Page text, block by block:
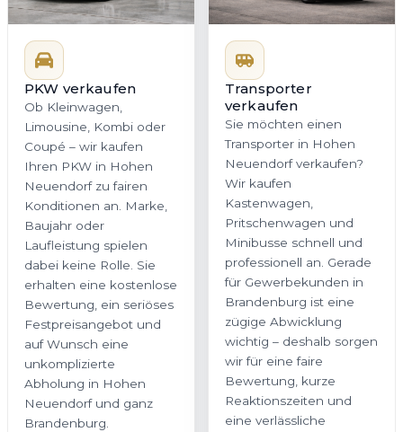
PKW verkaufen
Ob Kleinwagen,
Limousine, Kombi oder
Coupé – wir kaufen
Ihren PKW in Hohen
Neuendorf zu fairen
Konditionen an. Marke,
Baujahr oder
Laufleistung spielen
dabei keine Rolle. Sie
erhalten eine kostenlose
Bewertung, ein seriöses
Festpreisangebot und
auf Wunsch eine
unkomplizierte
Abholung in Hohen
Neuendorf und ganz
Brandenburg.
Transporter
verkaufen
Sie möchten einen
Transporter in Hohen
Neuendorf verkaufen?
Wir kaufen
Kastenwagen,
Pritschenwagen und
Minibusse schnell und
professionell an. Gerade
für Gewerbekunden in
Brandenburg ist eine
zügige Abwicklung
wichtig – deshalb sorgen
wir für eine faire
Bewertung, kurze
Reaktionszeiten und
eine verlässliche